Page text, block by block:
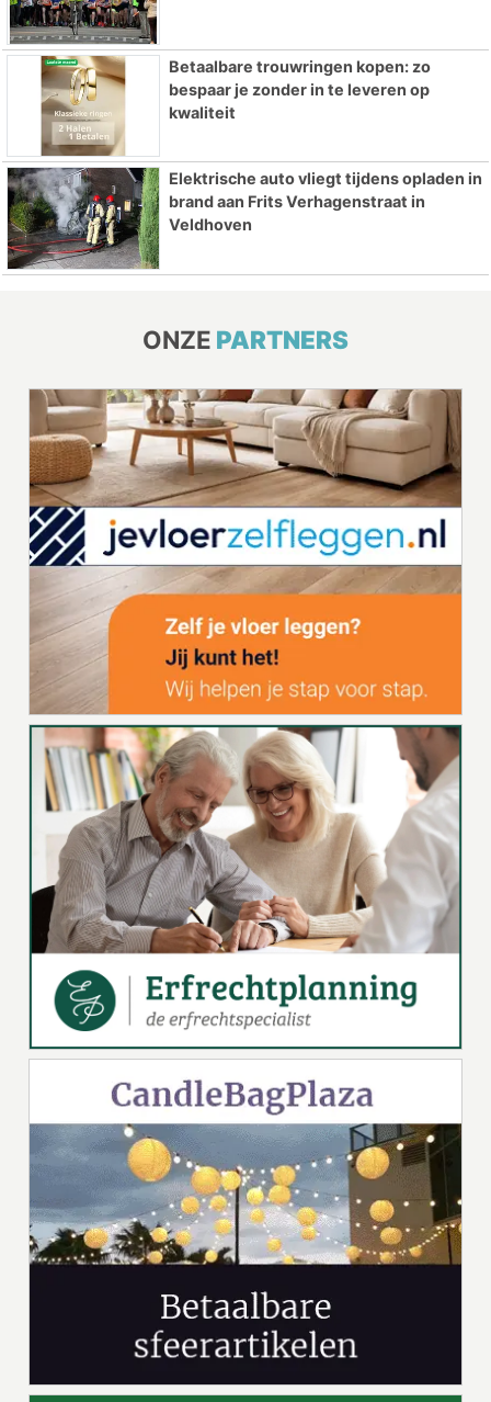
Betaalbare trouwringen kopen: zo
bespaar je zonder in te leveren op
kwaliteit
Elektrische auto vliegt tijdens opladen in
brand aan Frits Verhagenstraat in
Veldhoven
ONZE PARTNERS